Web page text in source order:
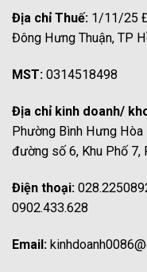
Địa chỉ Thuế: 1/11/25
Đông Hưng Thuận, TP
MST: 0314518498
Địa chỉ kinh doanh/
Phường Bình Hưng Hòa
đường số 6, Khu Phố 7,
Điện thoại:
0902.433.628
Email: